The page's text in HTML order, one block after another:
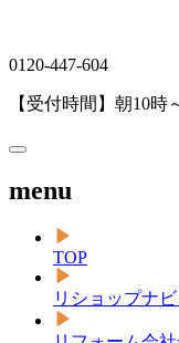
0120-447-604
【受付時間】朝10時
menu
TOP
リショップナ